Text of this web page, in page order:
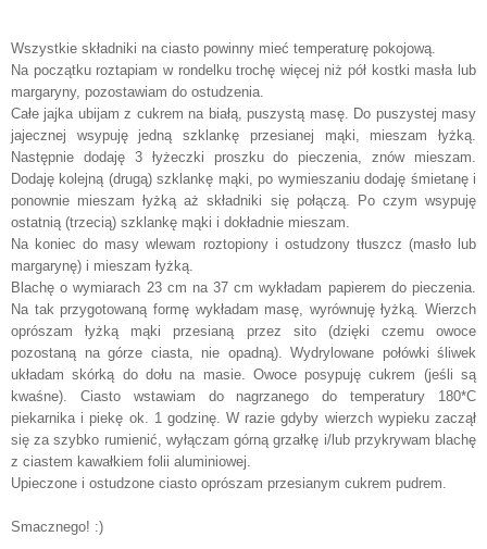
Wszystkie składniki na ciasto powinny mieć temperaturę pokojową.
Na początku roztapiam w rondelku trochę więcej niż pół kostki masła lub
margaryny, pozostawiam do ostudzenia.
Całe jajka ubijam z cukrem na białą, puszystą masę. Do puszystej masy
jajecznej wsypuję jedną szklankę przesianej mąki, mieszam łyżką.
Następnie dodaję 3 łyżeczki proszku do pieczenia, znów mieszam.
Dodaję kolejną (drugą) szklankę mąki, po wymieszaniu dodaję śmietanę i
ponownie mieszam łyżką aż składniki się połączą. Po czym wsypuję
ostatnią (trzecią) szklankę mąki i dokładnie mieszam.
Na koniec do masy wlewam roztopiony i ostudzony tłuszcz (masło lub
margarynę) i mieszam łyżką.
Blachę o wymiarach 23 cm na 37 cm wykładam papierem do pieczenia.
Na tak przygotowaną formę wykładam masę, wyrównuję łyżką. Wierzch
oprószam łyżką mąki przesianą przez sito (dzięki czemu owoce
pozostaną na górze ciasta, nie opadną). Wydrylowane połówki śliwek
układam skórką do dołu na masie. Owoce posypuję cukrem (jeśli są
kwaśne). Ciasto wstawiam do nagrzanego do temperatury 180*C
piekarnika i piekę ok. 1 godzinę. W razie gdyby wierzch wypieku zaczął
się za szybko rumienić, wyłączam górną grzałkę i/lub przykrywam blachę
z ciastem kawałkiem folii aluminiowej.
Upieczone i ostudzone ciasto oprószam przesianym cukrem pudrem.
Smacznego! :)